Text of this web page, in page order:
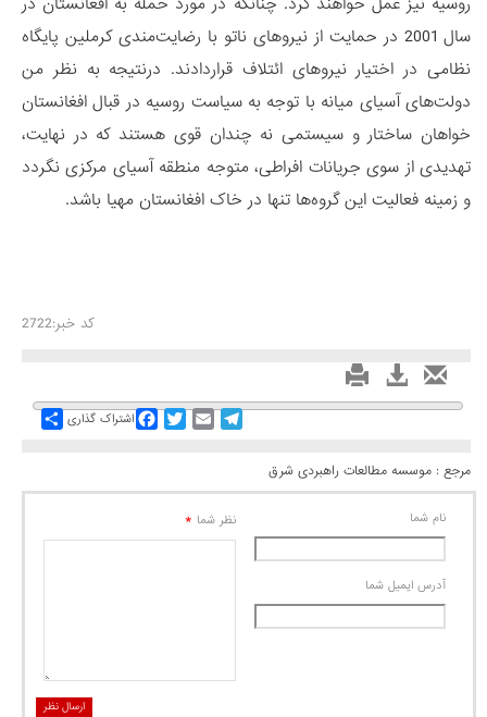
سال 2001 در حمایت از نیروهای ناتو با رضایت‌مندی کرملین پایگاه
نظامی در اختیار نیروهای ائتلاف قراردادند. درنتیجه به نظر من
دولت‌های آسیای میانه با توجه به سیاست روسیه در قبال افغانستان
خواهان ساختار و سیستمی نه چندان قوی هستند که در نهایت،
تهدیدی از سوی جریانات افراطی، متوجه منطقه آسیای مرکزی نگردد
و زمینه فعالیت این گروه‌ها تنها در خاک افغانستان مهیا باشد.
کد خبر:2722
Share اشتراک گذاری
FacebookTwitterEmail
Telegram
مرجع : موسسه مطالعات راهبردی شرق
نام شما
آدرس ايميل شما
نظر شما *
ارسال نظر